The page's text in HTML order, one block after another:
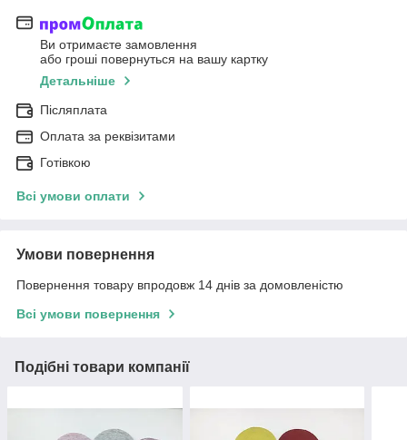
Ви отримаєте замовлення
або гроші повернуться на вашу картку
Детальніше
Післяплата
Оплата за реквізитами
Готівкою
Всі умови оплати
Умови повернення
Повернення товару впродовж 14 днів за домовленістю
Всі умови повернення
Подібні товари компанії